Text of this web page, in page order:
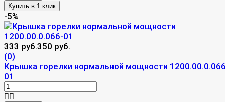
-5%
333 руб.350 руб.
(0)
Крышка горелки нормальной мощности
01